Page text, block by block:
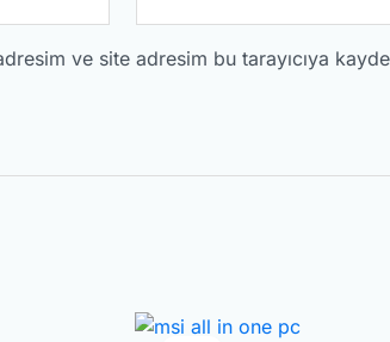
ve site adresim bu tarayıcıya
Orijinal